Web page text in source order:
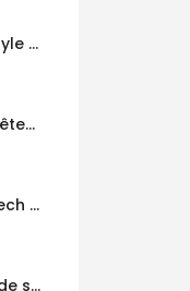
Minimaliste ou sophistiqué : quel style d’accessoires homme choisir ?
Les plus beaux modèles de body vêtement femme
Location d’appartement à Marrakech : conseils pour trouver le logement idéal
Comment fonctionne une montre de sport GPS